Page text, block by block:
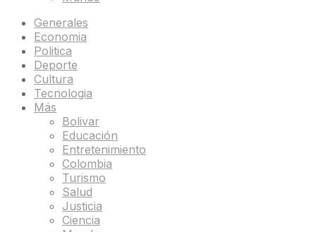
Generales
Economia
Politica
Deporte
Cultura
Tecnologia
Más
Bolivar
Educación
Entretenimiento
Colombia
Turismo
Salud
Justicia
Ciencia